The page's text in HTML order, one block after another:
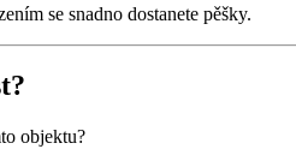
se snadno dostanete pěšky.
objektu?